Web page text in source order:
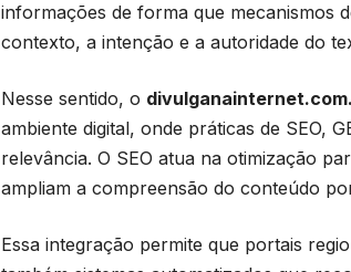
informações de forma que mecanismos
contexto, a intenção e a autoridade do
Nesse sentido, o
ambiente digital, onde práticas de SEO,
relevância. O SEO atua na otimização
ampliam a compreensão do conteúdo
Essa integração permite que portais